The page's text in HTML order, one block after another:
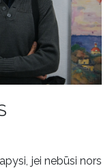
jei nebūsi nors